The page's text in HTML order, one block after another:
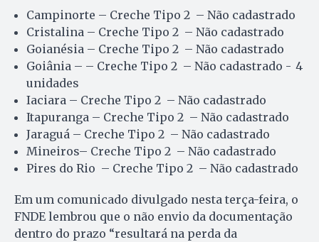
Campinorte – Creche Tipo 2 – Não cadastrado
Cristalina – Creche Tipo 2 – Não cadastrado
Goianésia – Creche Tipo 2 – Não cadastrado
Goiânia – – Creche Tipo 2 – Não cadastrado - 4
unidades
Iaciara – Creche Tipo 2 – Não cadastrado
Itapuranga – Creche Tipo 2 – Não cadastrado
Jaraguá – Creche Tipo 2 – Não cadastrado
Mineiros– Creche Tipo 2 – Não cadastrado
Pires do Rio – Creche Tipo 2 – Não cadastrado
Em um comunicado divulgado nesta terça-feira, o
FNDE lembrou que o não envio da documentação
dentro do prazo “resultará na perda da